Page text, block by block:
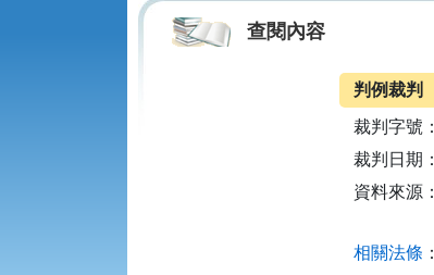
查閱內容
判例裁判
裁判字號：
裁判日期：
資料來源：
相關法條 ：